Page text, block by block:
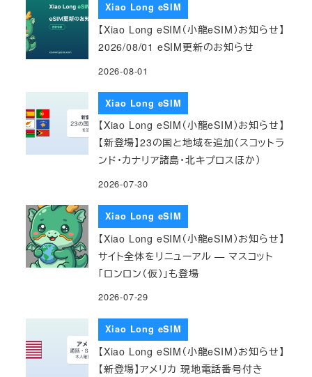
Xiao Long eSIM
【Xiao Long eSIM（小龍eSIM）お知らせ】
2026/08/01 eSIM更新のお知らせ
2026-08-01
Xiao Long eSIM
【Xiao Long eSIM（小龍eSIM）お知らせ】
【新登場】23の国と地域を追加（スコットラ
ンド・カナリア諸島・北キプロスほか）
2026-07-30
Xiao Long eSIM
【Xiao Long eSIM（小龍eSIM）お知らせ】
サイト全体をリニューアル — マスコット
「ロンロン（仮）」も登場
2026-07-29
Xiao Long eSIM
【Xiao Long eSIM（小龍eSIM）お知らせ】
【新登場】アメリカ 現地電話番号付き